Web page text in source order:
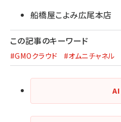
船橋屋こよみ広尾本店
この記事のキーワード
#GMOクラウド #オムニチャネル
AI